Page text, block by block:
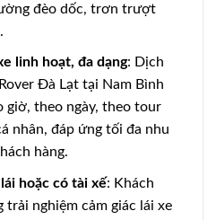
đèo dốc, trơn trượt
linh hoạt, đa dạng: Dịch
Đà Lạt tại Nam Bình
giờ, theo ngày, theo tour
nhân, đáp ứng tối đa nhu
hàng.
hoặc có tài xế: Khách
trải nghiệm cảm giác lái xe